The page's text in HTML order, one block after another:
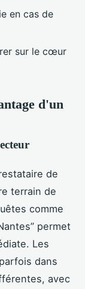
en cas de
sur le cœur
d'un
de
terrain de
comme
permet
Les
dans
avec